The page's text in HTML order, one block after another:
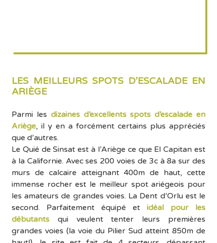
LES MEILLEURS SPOTS D’ESCALADE EN
ARIÈGE
Parmi les dizaines d’excellents spots d’escalade en
Ariège, il y en a forcément certains plus appréciés
que d’autres.
Le Quié de Sinsat est à l’Ariège ce que El Capitan est
à la Californie. Avec ses 200 voies de 3c à 8a sur des
murs de calcaire atteignant 400m de haut, cette
immense rocher est le meilleur spot ariégeois pour
les amateurs de grandes voies. La Dent d’Orlu est le
second. Parfaitement équipé et idéal pour les
débutants qui veulent tenter leurs premières
grandes voies (la voie du Pilier Sud atteint 850m de